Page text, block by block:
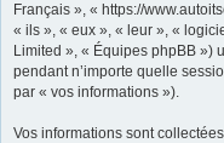
Français », « https://
« ils », « eux », « leur », «
Limited », « Équipes phpBB »)
pendant n’importe quelle
par « vos informations »).
Vos informations sont